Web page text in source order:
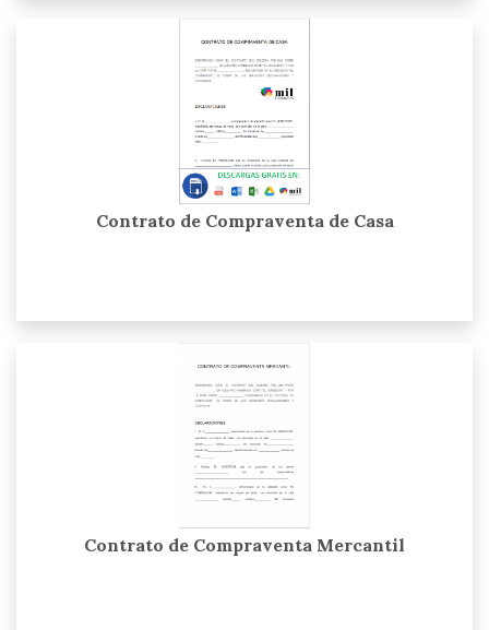
Contrato de Compraventa de Casa
Contrato de Compraventa Mercantil